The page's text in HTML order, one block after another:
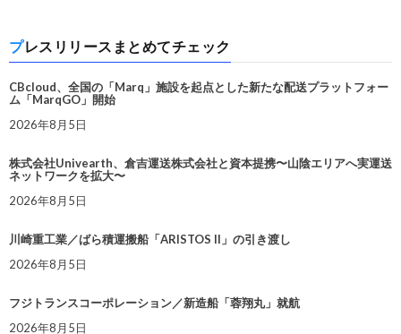
プレスリリースまとめてチェック
CBcloud、全国の「Marq」施設を起点とした新たな配送プラットフォー
ム「MarqGO」開始
2026年8月5日
株式会社Univearth、倉吉運送株式会社と資本提携〜山陰エリアへ実運送
ネットワークを拡大〜
2026年8月5日
川崎重工業／ばら積運搬船「ARISTOS II」の引き渡し
2026年8月5日
フジトランスコーポレーション／新造船「蓉翔丸」就航
2026年8月5日